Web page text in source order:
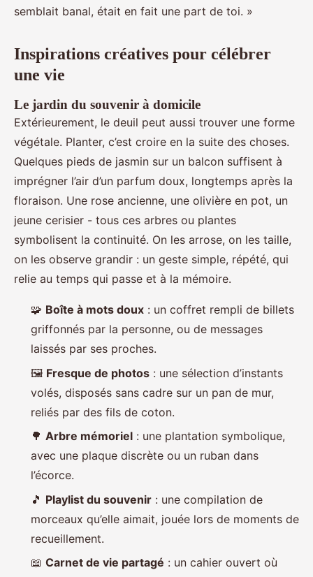
semblait banal, était en fait une part de toi. »
Inspirations créatives pour célébrer
une vie
Le jardin du souvenir à domicile
Extérieurement, le deuil peut aussi trouver une forme
végétale. Planter, c’est croire en la suite des choses.
Quelques pieds de jasmin sur un balcon suffisent à
imprégner l’air d’un parfum doux, longtemps après la
floraison. Une rose ancienne, une olivière en pot, un
jeune cerisier - tous ces arbres ou plantes
symbolisent la continuité. On les arrose, on les taille,
on les observe grandir : un geste simple, répété, qui
relie au temps qui passe et à la mémoire.
🧩 Boîte à mots doux : un coffret rempli de billets
griffonnés par la personne, ou de messages
laissés par ses proches.
🖼️ Fresque de photos : une sélection d’instants
volés, disposés sans cadre sur un pan de mur,
reliés par des fils de coton.
🌳 Arbre mémoriel : une plantation symbolique,
avec une plaque discrète ou un ruban dans
l’écorce.
🎵 Playlist du souvenir : une compilation de
morceaux qu’elle aimait, jouée lors de moments de
recueillement.
📖 Carnet de vie partagé : un cahier ouvert où